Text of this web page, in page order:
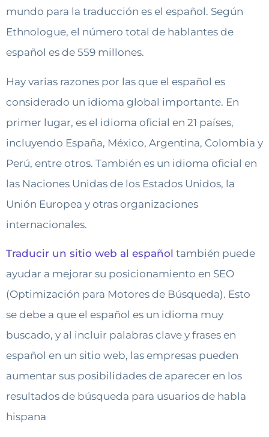
mundo para la traducción es el español. Según
Ethnologue, el número total de hablantes de
español es de 559 millones.
Hay varias razones por las que el español es
considerado un idioma global importante. En
primer lugar, es el idioma oficial en 21 países,
incluyendo España, México, Argentina, Colombia y
Perú, entre otros. También es un idioma oficial en
las Naciones Unidas de los Estados Unidos, la
Unión Europea y otras organizaciones
internacionales.
Traducir un sitio web al español también puede
ayudar a mejorar su posicionamiento en SEO
(Optimización para Motores de Búsqueda). Esto
se debe a que el español es un idioma muy
buscado, y al incluir palabras clave y frases en
español en un sitio web, las empresas pueden
aumentar sus posibilidades de aparecer en los
resultados de búsqueda para usuarios de habla
hispana